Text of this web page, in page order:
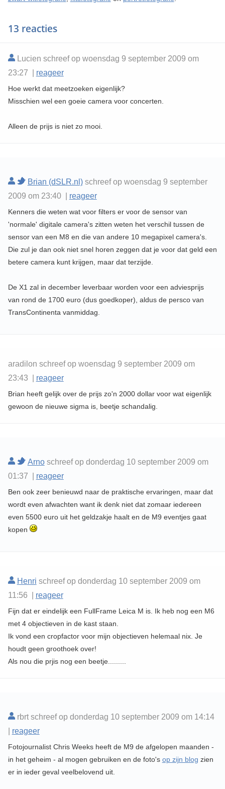
13 reacties
Lucien schreef op woensdag 9 september 2009 om
23:27 | reageer
Hoe werkt dat meetzoeken eigenlijk?
Misschien wel een goeie camera voor concerten.
Alleen de prijs is niet zo mooi.
Brian (dSLR.nl)schreef op woensdag 9 september
2009 om 23:40 | reageer
Kenners die weten wat voor filters er voor de sensor van
'normale' digitale camera's zitten weten het verschil tussen de
sensor van een M8 en die van andere 10 megapixel camera's.
Die zul je dan ook niet snel horen zeggen dat je voor dat geld een
betere camera kunt krijgen, maar dat terzijde.
De X1 zal in december leverbaar worden voor een adviesprijs
van rond de 1700 euro (dus goedkoper), aldus de persco van
TransContinenta vanmiddag.
aradilon schreef op woensdag 9 september 2009 om
23:43 | reageer
Brian heeft gelijk over de prijs zo'n 2000 dollar voor wat eigenlijk
gewoon de nieuwe sigma is, beetje schandalig.
Arnoschreef op donderdag 10 september 2009 om
01:37 | reageer
Ben ook zeer benieuwd naar de praktische ervaringen, maar dat
wordt even afwachten want ik denk niet dat zomaar iedereen
even 5500 euro uit het geldzakje haalt en de M9 eventjes gaat
kopen
Henri schreef op donderdag 10 september 2009 om
11:56 | reageer
Fijn dat er eindelijk een FullFrame Leica M is. Ik heb nog een M6
met 4 objectieven in de kast staan.
Ik vond een cropfactor voor mijn objectieven helemaal nix. Je
houdt geen groothoek over!
Als nou die prjis nog een beetje.........
rbrt schreef op donderdag 10 september 2009 om 14:14
reageer
Fotojournalist Chris Weeks heeft de M9 de afgelopen maanden -
in het geheim - al mogen gebruiken en de foto's op zijn blog zien
er in ieder geval veelbelovend uit.